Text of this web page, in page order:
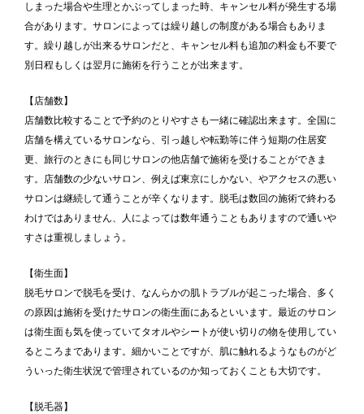
しまった場合や生理とかぶってしまった時、キャンセル料が発生する場
合があります。サロンによっては繰り越しの制度がある場合もありま
す。繰り越しが出来るサロンだと、キャンセル料も追加の料金も不要で
別日程もしくは翌月に施術を行うことが出来ます。
【店舗数】
店舗数比較することで予約のとりやすさも一緒に確認出来ます。全国に
店舗を構えているサロンなら、引っ越しや転勤等に伴う短期の住居変
更、旅行のときにも同じサロンの他店舗で施術を受けることができま
す。店舗数の少ないサロン、例えば東京にしかない、やアクセスの悪い
サロンは継続して通うことが辛くなります。脱毛は数回の施術で終わる
わけではありません、人によっては数年通うこともありますので通いや
すさは重視しましょう。
【衛生面】
脱毛サロンで脱毛を受け、なんらかの肌トラブルが起こった場合、多く
の原因は施術を受けたサロンの衛生面にあるといいます。最近のサロン
は衛生面も気を使っていてタオルやシートが使い切りの物を使用してい
るところまであります。細かいことですが、肌に触れるようなものがど
ういった衛生状況で管理されているのか知っておくことも大切です。
【脱毛器】